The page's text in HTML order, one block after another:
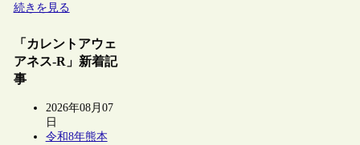
続きを見る
「カレントアウェ
アネス-R」新着記
事
2026年08月07
日
令和8年熊本